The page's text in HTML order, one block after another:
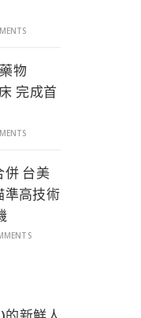
物
完成首
併 台美
準高技術